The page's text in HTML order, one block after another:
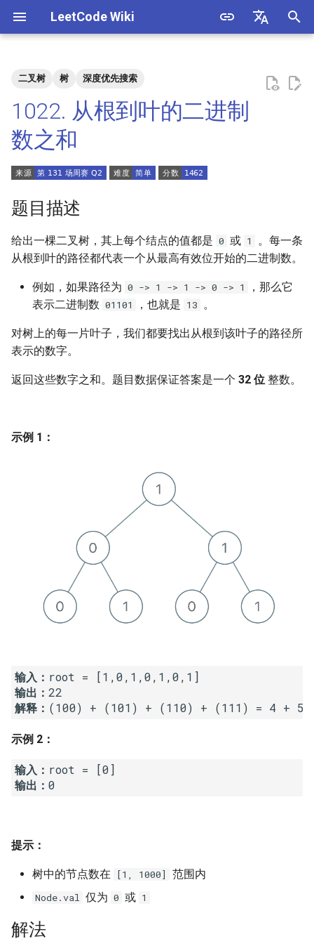
LeetCode Wiki
始
化
搜
索
擎
解法
方法一：递归
4. 二维数组中的查找
5. 替换空格
6. 从尾到头打印链表
7. 重建二叉树
9. 用两个栈实现队列
10.1. 斐波那契数列
10.2. 青蛙跳台阶问题
11. 旋转数组的最小数字
13. 机器人的运动范围
15. 二进制中 1 的个数
16. 数值的整数次方
17. 打印从 1 到最大的 n 位数
19. 正则表达式匹配
20. 表示数值的字符串
21. 调整数组顺序使奇数位于
偶数前面
25. 合并两个排序的链表
26. 树的子结构
27. 二叉树的镜像
2. 二进制加法
3. 前 n 个数字二进制中 1 的个
数
4. 只出现一次的数字
5. 单词长度的最大乘积
6. 排序数组中两个数字之和
8. 和大于等于 target 的最短子
10. 和为 k 的子数组
12. 左右两边子数组的和相等
13. 二维子矩阵的和
14. 字符串中的变位词
15. 字符串中的所有变位词
17. 含有所有字符的最短字符
串
18. 有效的回文
19. 最多删除一个字符得到回
21. 删除链表的倒数第 n 个结
22. 链表中环的入口节点
1.2. 判定是否互为字符重排
1.3. URL 化
1.4. 回文排列
1.5. 一次编辑
1.6. 字符串压缩
1.7. 旋转矩阵
1.8. 零矩阵
1.9. 字符串轮转
2.2. 返回倒数第 k 个节点
2.6. 回文链表
2.7. 链表相交
3.1. 三合一
3.2. 栈的最小值
3.3. 堆盘子
3.4. 化栈为队
3.6. 动物收容所
4.2. 最小高度树
二叉树 树 深度优先搜索
1022. 从根到叶的二进制
数之和
题目描述
给出一棵二叉树，其上每个结点的值都是 0 或 1
。每一条
从根到叶的路径都代表一个从最高有效位开始的二进制数。
例如，如果路径为 0 -> 1 -> 1 -> 0 -> 1
，那么它
表示二进制数 01101 ，也就是 13 。
对树上的每一片叶子，我们都要找出从根到该叶子的路径所
表示的数字。
返回这些数字之和。题目数据保证答案是一个 32 位 整数。
示例 1：
输入：
输出：
解释：
示例 2：
输入：
输出：
提示：
树中的节点数在 [1, 1000] 范围内
Node.val 仅为 0 或 1
解法